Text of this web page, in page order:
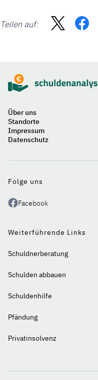
Teilen auf:
Über uns
Standorte
Impressum
Datenschutz
Folge uns
Facebook
Weiterführende Links
Schuldnerberatung
Schulden abbauen
Schuldenhilfe
Pfändung
Privatinsolvenz